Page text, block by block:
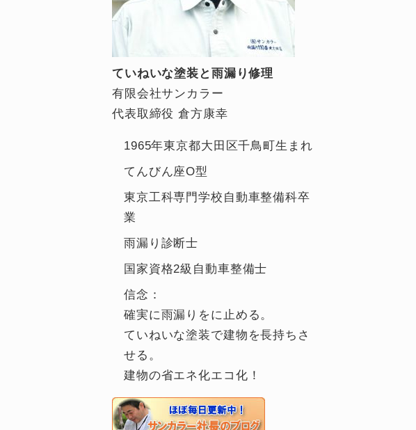
ていねいな塗装と雨漏り修理
有限会社サンカラー
代表取締役 倉方康幸
1965年東京都大田区千鳥町生まれ
てんびん座O型
東京工科専門学校自動車整備科卒
業
雨漏り診断士
国家資格2級自動車整備士
信念：
確実に雨漏りをに止める。
ていねいな塗装で建物を長持ちさ
せる。
建物の省エネ化エコ化！